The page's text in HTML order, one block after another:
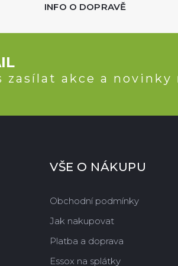
INFO O DOPRAVĚ
zasílat akce a novinky
VŠE O NÁKUPU
Obchodní podmínky
Jak nakupovat
Platba a doprava
Essox na splátky